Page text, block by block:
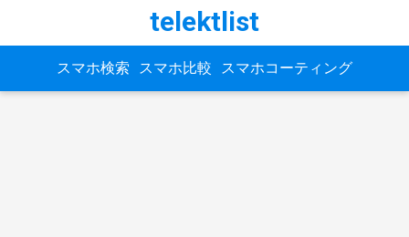
telektlist
スマホ検索 スマホ比較 スマホコーティング